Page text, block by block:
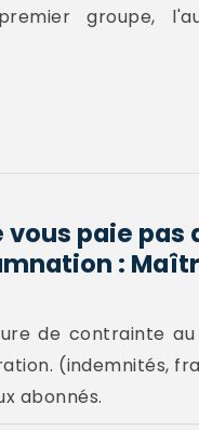
groupe,
paie pas
:
de contrainte
(indemnités,
abonnés.